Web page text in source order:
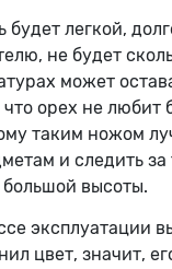
будет легкой,
не будет
может
что орех не любит
таким ножом
и следить за
высоты.
эксплуатации
цвет, значит,